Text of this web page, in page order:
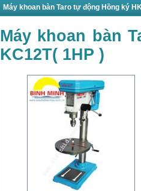
Máy khoan bàn Taro tự động Hồng ký
Máy khoan bàn
KC12T( 1HP )